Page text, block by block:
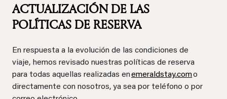
ACTUALIZACIÓN DE LAS
POLÍTICAS DE RESERVA
En respuesta a la evolución de las condiciones de
viaje, hemos revisado nuestras políticas de reserva
para todas aquellas realizadas enemeraldstay.como
directamente con nosotros, ya sea por teléfono o por